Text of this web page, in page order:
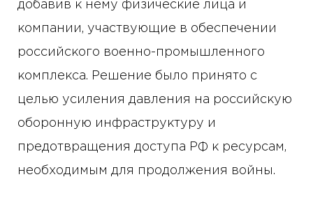
добавив к нему физические лица и
компании, участвующие в обеспечении
российского военно-промышленного
комплекса. Решение было принято с
целью усиления давления на российскую
оборонную инфраструктуру и
предотвращения доступа РФ к ресурсам,
необходимым для продолжения войны.